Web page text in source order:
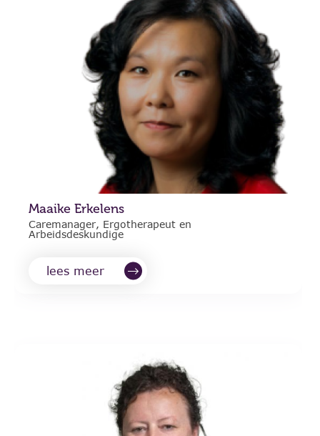
Maaike Erkelens
Caremanager, Ergotherapeut en
Arbeidsdeskundige
lees meer